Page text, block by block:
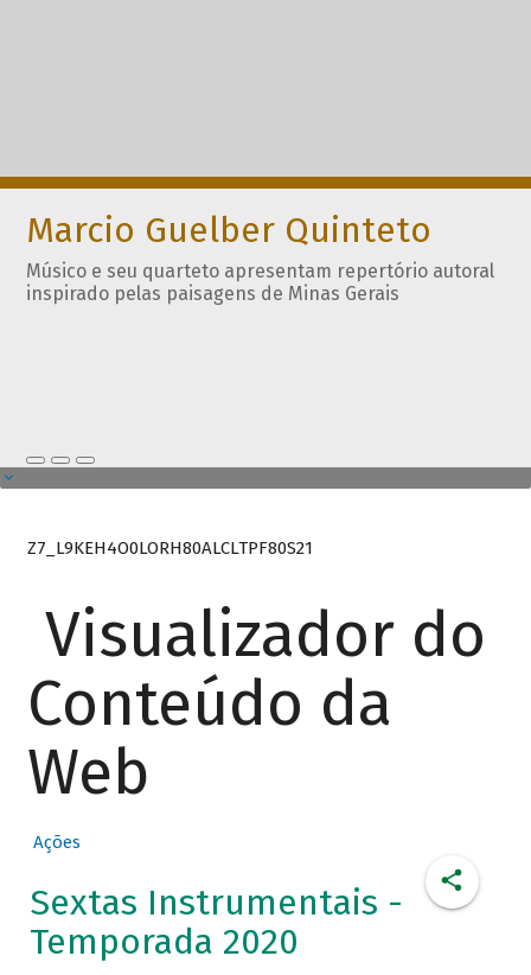
Marcio Guelber Quinteto
Músico e seu quarteto apresentam repertório autoral
inspirado pelas paisagens de Minas Gerais
Z7_L9KEH4O0LORH80ALCLTPF80S21
Visualizador do
Conteúdo da
Web
Ações
Sextas Instrumentais -
Temporada 2020